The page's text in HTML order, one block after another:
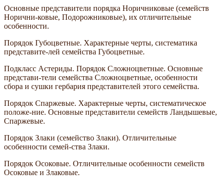
Основные представители порядка Норичниковые (семейств
Норични-ковые, Подорожниковые), их отличительные
особенности.
Порядок Губоцветные. Характерные черты, систематика
представите-лей семейства Губоцветные.
Подкласс Астериды. Порядок Сложноцветные. Основные
представи-тели семейства Сложноцветные, особенности
сбора и сушки гербария представителей этого семейства.
Порядок Спаржевые. Характерные черты, систематическое
положе-ние. Основные представители семейств Ландышевые,
Спаржевые.
Порядок Злаки (семейство Злаки). Отличительные
особенности семей-ства Злаки.
Порядок Осоковые. Отличительные особенности семейств
Осоковые и Злаковые.